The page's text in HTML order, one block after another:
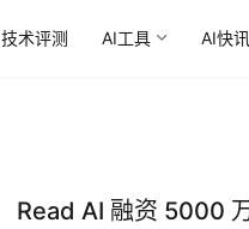
技术评测 AI工具 AI快讯
Read AI 融资 5000